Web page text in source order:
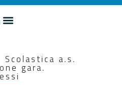
a.s.
gara.